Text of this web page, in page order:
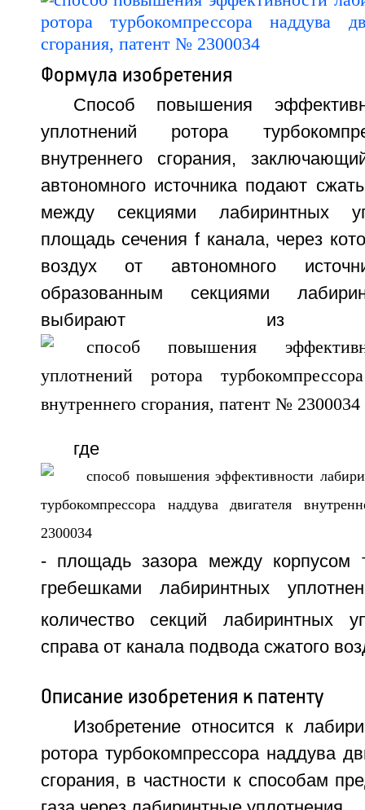
Формула изобретения
Способ повышения
уплотнений ротора
внутреннего сгорания,
автономного источника подают
между секциями лабиринтных
площадь сечения f канала, через
воздух от автономного
образованным секциями
выбирают из
- площадь зазора между корпусом
гребешками лабиринтных
количество секций лабиринтных
справа от канала подвода сжатого
Описание изобретения к патенту
Изобретение относится к
ротора турбокомпрессора наддува
сгорания, в частности к способам